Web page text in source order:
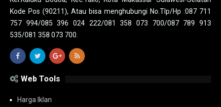
Kode Pos (90211), Atau bisa menghubungi No.Tlp/Hp :087 711
757 994/085 396 024 222/081 358 073 700/087 789 913
535/081 358 073 700.
Web Tools
Harga Iklan